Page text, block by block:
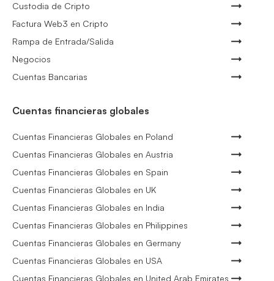
Custodia de Cripto
Factura Web3 en Cripto
Rampa de Entrada/Salida
Negocios
Cuentas Bancarias
Cuentas financieras globales
Cuentas Financieras Globales en Poland
Cuentas Financieras Globales en Austria
Cuentas Financieras Globales en Spain
Cuentas Financieras Globales en UK
Cuentas Financieras Globales en India
Cuentas Financieras Globales en Philippines
Cuentas Financieras Globales en Germany
Cuentas Financieras Globales en USA
Cuentas Financieras Globales en United Arab Emirates